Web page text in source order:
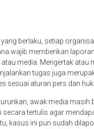
berlaku, setiap
wajib memberikan
media. Mengertak atau
tugas juga
sesuai aturan pers dan
awak media masih
secara tertulis agar
kasus ini pun sudah